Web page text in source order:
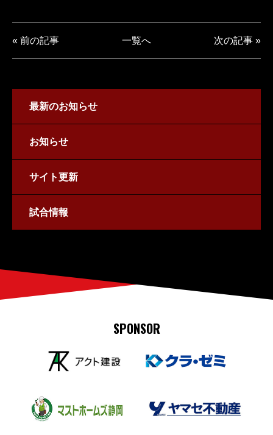
« 前の記事 一覧へ 次の記事 »
最新のお知らせ
お知らせ
サイト更新
試合情報
SPONSOR